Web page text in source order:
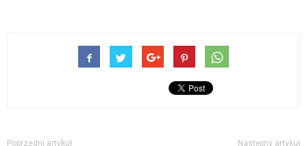
Poprzedni artykuł Następny artykuł